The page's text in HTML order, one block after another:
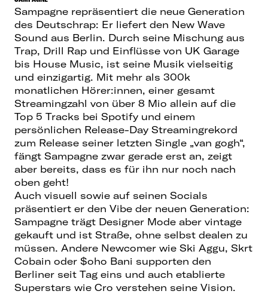
Sampagne repräsentiert die neue Generation
des Deutschrap: Er liefert den New Wave
Sound aus Berlin. Durch seine Mischung aus
Trap, Drill Rap und Einflüsse von UK Garage
bis House Music, ist seine Musik vielseitig
und einzigartig. Mit mehr als 300k
monatlichen Hörer:innen, einer gesamt
Streamingzahl von über 8 Mio allein auf die
Top 5 Tracks bei Spotify und einem
persönlichen Release-Day Streamingrekord
zum Release seiner letzten Single „van gogh“,
fängt Sampagne zwar gerade erst an, zeigt
aber bereits, dass es für ihn nur noch nach
oben geht!
Auch visuell sowie auf seinen Socials
präsentiert er den Vibe der neuen Generation:
Sampagne trägt Designer Mode aber vintage
gekauft und ist Straße, ohne selbst dealen zu
müssen. Andere Newcomer wie Ski Aggu, Skrt
Cobain oder $oho Bani supporten den
Berliner seit Tag eins und auch etablierte
Superstars wie Cro verstehen seine Vision.